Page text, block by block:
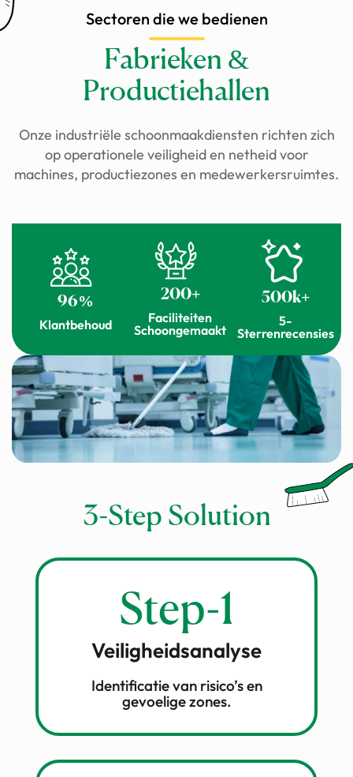
Sectoren die we bedienen
Fabrieken &
Productiehallen
Onze industriële schoonmaakdiensten richten zich
op operationele veiligheid en netheid voor
machines, productiezones en medewerkersruimtes.
96%
Klantbehoud
200+
Faciliteiten
Schoongemaakt
500k+
5-
Sterrenrecensies
3-Step Solution
Step-1
Veiligheidsanalyse
Identificatie van risico’s en
gevoelige zones.